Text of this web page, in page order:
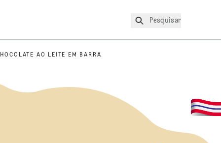
Pesquisar
AO LEITE EM BARRA